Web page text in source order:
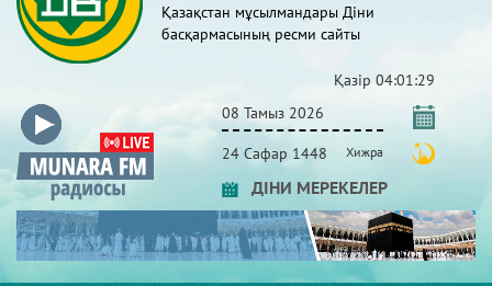
Қазақстан мұсылмандары Діни
басқармасының ресми сайты
Қазір 04:01:30
08 Тамыз 2026
24 Сафар 1448 Хижра
ДІНИ МЕРЕКЕЛЕР